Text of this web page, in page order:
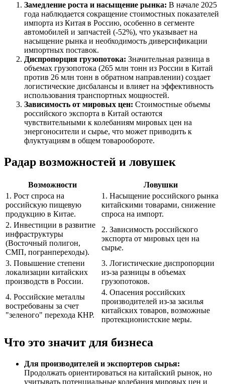
Замедление роста и насыщение рынка: В начале 2025
года наблюдается сокращение стоимостных показателей
импорта из Китая в Россию, особенно в сегменте
автомобилей и запчастей (-52%), что указывает на
насыщение рынка и необходимость диверсификации
импортных поставок.
Диспропорция грузопотока: Значительная разница в
объемах грузопотока (265 млн тонн из России в Китай
против 26 млн тонн в обратном направлении) создает
логистические дисбалансы и влияет на эффективность
использования транспортных мощностей.
Зависимость от мировых цен: Стоимостные объемы
российского экспорта в Китай остаются
чувствительными к колебаниям мировых цен на
энергоносители и сырье, что может приводить к
флуктуациям в общем товарообороте.
Радар возможностей и ловушек
Возможности
Ловушки
1. Рост спроса на
российскую пищевую
продукцию в Китае.
1. Насыщение российского рынка
китайскими товарами, снижение
спроса на импорт.
2. Инвестиции в развитие
инфраструктуры
(Восточный полигон,
СМП, погранпереходы).
2. Зависимость российского
экспорта от мировых цен на
сырье.
3. Повышение степени
локализации китайских
производств в России.
3. Логистические диспропорции
из-за разницы в объемах
грузопотоков.
4. Российские металлы
востребованы за счет
"зеленого" перехода КНР.
4. Опасения российских
производителей из-за засилья
китайских товаров, возможные
протекционистские меры.
Что это значит для бизнеса
Для производителей и экспортеров сырья:
Продолжать ориентироваться на китайский рынок, но
учитывать потенциальные колебания мировых цен и